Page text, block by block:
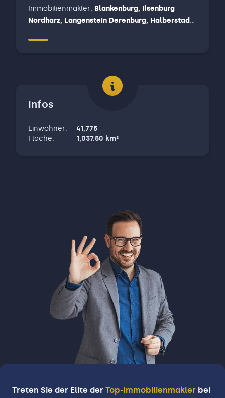
Immobilienmakler, Blankenburg, Ilsenburg
Nordharz, Langenstein Derenburg, Halberstadt,
Infos
Einwohner:
41,775
Fläche: 1,037.50 km²
Treten Sie der Elite der Top-Immobilienmakler bei